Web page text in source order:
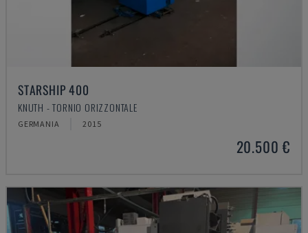
STARSHIP 400
KNUTH - TORNIO ORIZZONTALE
GERMANIA 2015
20.500 €